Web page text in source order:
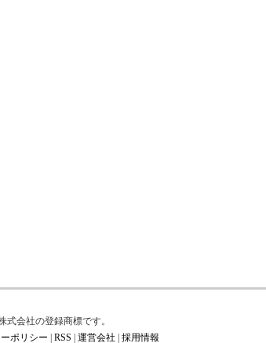
式会社の登録商標です。
ポリシー RSS 運営会社 採用情報